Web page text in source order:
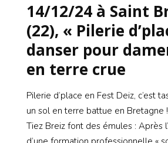
14/12/24 à Saint
(22), « Pilerie
danser pour
en terre crue
Pilerie d’place en Fest Deiz, c’est
un sol en terre battue en Bretagne
Tiez Breiz font des émules : Après